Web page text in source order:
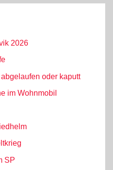
2026
oder kaputt
im Wohnmobil
SP